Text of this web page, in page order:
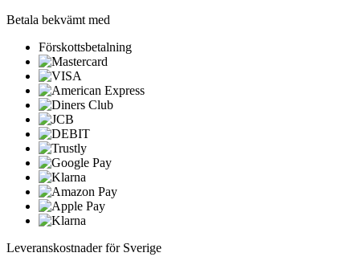
Betala bekvämt med
Förskottsbetalning
Leveranskostnader för Sverige